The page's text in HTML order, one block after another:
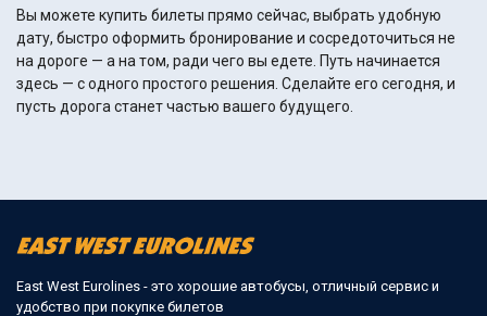
Вы можете купить билеты прямо сейчас, выбрать удобную
дату, быстро оформить бронирование и сосредоточиться не
на дороге — а на том, ради чего вы едете. Путь начинается
здесь — с одного простого решения. Сделайте его сегодня, и
пусть дорога станет частью вашего будущего.
East West Eurolines - это хорошие автобусы, отличный сервис и
удобство при покупке билетов